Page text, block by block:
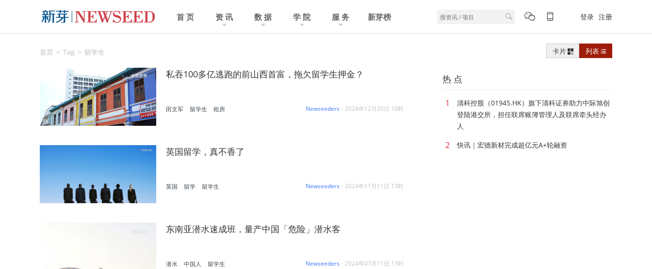
首 页 资 讯 数 据 学 院 服 务 新芽榜 登录 注册
首页 Tag 留学生 卡片 列表
私吞100多亿逃跑的前山西首富，拖欠留学生押金？
Newseeders · 2024年12月20日 10时
田文军 留学生 租房
英国留学，真不香了
Newseeders · 2024年11月11日 13时
英国 留学 留学生
东南亚潜水速成班，量产中国「危险」潜水客
Newseeders · 2024年07月11日 13时
潜水 中国人 留学生
热 点
1
清科控股（01945.HK）旗下清科证券助力中际旭创
登陆港交所，担任联席账簿管理人及联席牵头经办
人
2 快讯｜宏德新材完成超亿元A+轮融资